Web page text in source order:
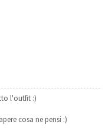
l'outfit :)
cosa ne pensi :)